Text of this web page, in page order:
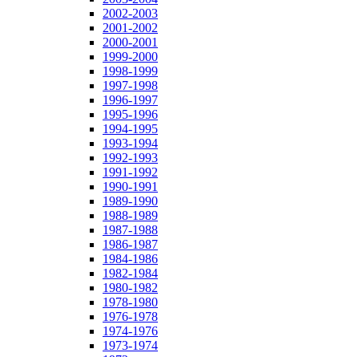
2002-2003
2001-2002
2000-2001
1999-2000
1998-1999
1997-1998
1996-1997
1995-1996
1994-1995
1993-1994
1992-1993
1991-1992
1990-1991
1989-1990
1988-1989
1987-1988
1986-1987
1984-1986
1982-1984
1980-1982
1978-1980
1976-1978
1974-1976
1973-1974